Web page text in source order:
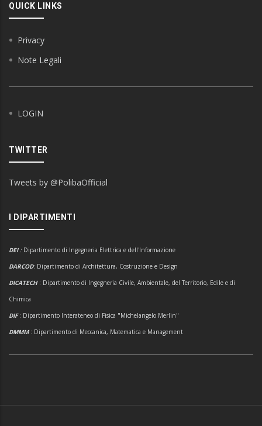
QUICK LINKS
Privacy
Note Legali
LOGIN
TWITTER
Tweets by @PolibaOfficial
I DIPARTIMENTI
DEI : Dipartimento di Ingegneria Elettrica e dell'Informazione
DARCOD: Dipartimento di Architettura, Costruzione e Design
DICATECH : Dipartimento di Ingegneria Civile, Ambientale, del Territorio, Edile e di
Chimica
DIF: Dipartimento Interateneo di Fisica "Michelangelo Merlin"
DMMM: Dipartimento di Meccanica, Matematica e Management